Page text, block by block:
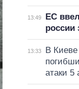
13:49
ЕС
россии
13:33
В Киеве
атаки 5